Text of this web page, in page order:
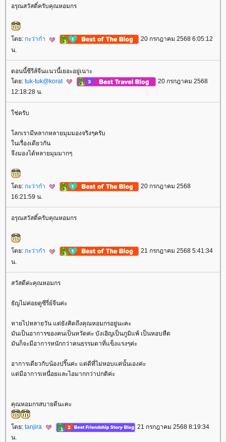
อรุณสวัสดิ์ครับคุณหอมกร
ดย: กะว่าก๋า
20 กรกฎาคม 2568 6:05:12
น.
ตอนนี้ซีรีส์จีนแนวนี้เยอะอยู่เนาะ
ดย: tuk-tuk@korat
20 กรกฎาคม 2568
12:18:28 น.
ช่ครับ
ลกเรามีหลากหลายมุมมองจริงๆครับ
นเรื่องเดียวกัน
จึงมองได้หลายมุมมากๆ
ดย: กะว่าก๋า
20 กรกฎาคม 2568
16:21:59 น.
อรุณสวัสดิ์ครับคุณหอมกร
ดย: กะว่าก๋า
21 กรกฎาคม 2568 5:41:34
น.
สวัสดีค่ะคุณหอมกร
ธัญไม่ค่อยดูซีรี่ย์จีนค่ะ
หายไปหลายวัน แต่ยังคิดถึงคุณหอมกรอยู่นะคะ
มันเป็นอาการของคนเป็นหวัดค่ะ บังเอิญเป็นภูมิแพ้ เป็นหอบหืด
มันก็จะมีอาการหนักกว่าคนธรรมดาที่แข็งแรงๆค่ะ
อาการเดียวกับน้องปริ๊นค่ะ แต่ดีที่ไม่หอบแค่นั้นเองค่ะ
ต่มีอาการเหนื่อยและไอมากกว่าปกติค่ะ
คุณหอมกรสบายดีนะคะ
ดย: tanjira
21 กรกฎาคม 2568 8:19:34
น.